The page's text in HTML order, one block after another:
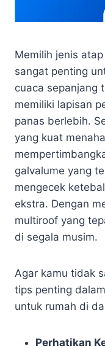
Memilih jenis
sangat penting
cuaca sepanjang
memiliki lapisan
panas berlebih.
yang kuat
galvalume yang
mengecek
ekstra. Dengan
multiroof yang
di segala musim.
Agar kamu tidak
tips penting
untuk rumah di
Perhatikan